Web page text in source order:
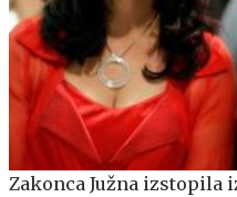
Zakonca Južna izstopila